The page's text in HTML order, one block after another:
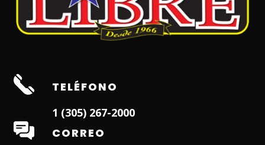
TELÉFONO
1 (305) 267-2000
CORREO